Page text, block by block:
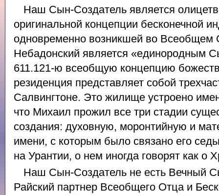
Наш Сын-Создатель является
оригинальной концепции бесконечной
одновременно возникшей во
Небадонский является «единородным
611.121-ю всеобщую концепцию
резиденция представляет собой
Салвингтоне. Это жилище устроено
что Михаил прожил все три стадии
создания: духовную, моронтийную и
имени, с которым было связано его
на Урантии, о нем иногда говорят как о
Наш Сын-Создатель не есть Вечный
Райский партнер Всеобщего Отца и